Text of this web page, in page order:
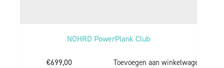
NOHRD PowerPlank Club
€699,00 Toevoegen aan winkelwagen